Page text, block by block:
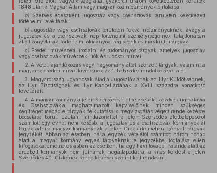
1848 után a Magyar Állam vagy magyar közintézmények birtokába:
a) Szerves egészként jugoszláv vagy csehszlovák területen keletkezett
történelmi levéltárak.
b) Jugoszláv vagy csehszlovák területen fekvő intézményeknek, avagy a
jugoszláv és a csehszlovák nép történelmi személyiségeinek tulajdonában
állott könyvtárak, történelmi okmányok, régiségek és más kultúrtárgyak.
c) Eredeti művészeti, irodalmi és tudományos tárgyak, amelyek jugoszláv
vagy csehszlovák művészek, írók és tudósok művei.
2. A vétel, ajándékozás vagy hagyomány által szerzett tárgyak, valamint a
magyarok eredeti művei kivétetnek az 1. bekezdés rendelkezései alól.
3. Magyarország ugyancsak átadja Jugoszláviának az Illyr Küldöttségnek,
az Illyr Bizottságnak és Illyr Kancelláriának a XVIII. századra vonatkozó
levéltárait.
4. A magyar kormány a jelen Szerződés életbelépésétől kezdve Jugoszlávia
és Csehszlovákia meghatalmazott képviselőinek minden szükséges
segítséget megad e tárgyak felkutatása s megvizsgálás végett rendelkezésre
bocsátása körül. Ezután, mindazonáltal a jelen Szerződés életbelépésétől
számított egy évnél nem később, a jugoszláv és a csehszlovák kormányok át
fogják adni a magyar kormánynak a jelen Cikk értelmében igényelt tárgyak
jegyzékét. Abban az esetben, ha a jegyzék vételétől számított három hónap
alatt a magyar kormány egyes tárgyaknak e jegyzékbe foglalása ellen
kifogásokat emelne és abban az esetben, ha egy havi további határidő alatt az
érdekelt kormányok nem jutnának megállapodásra, a vitás kérdést a jelen
Szerződés 40. Cikkének rendelkezései szerint kell rendezni.